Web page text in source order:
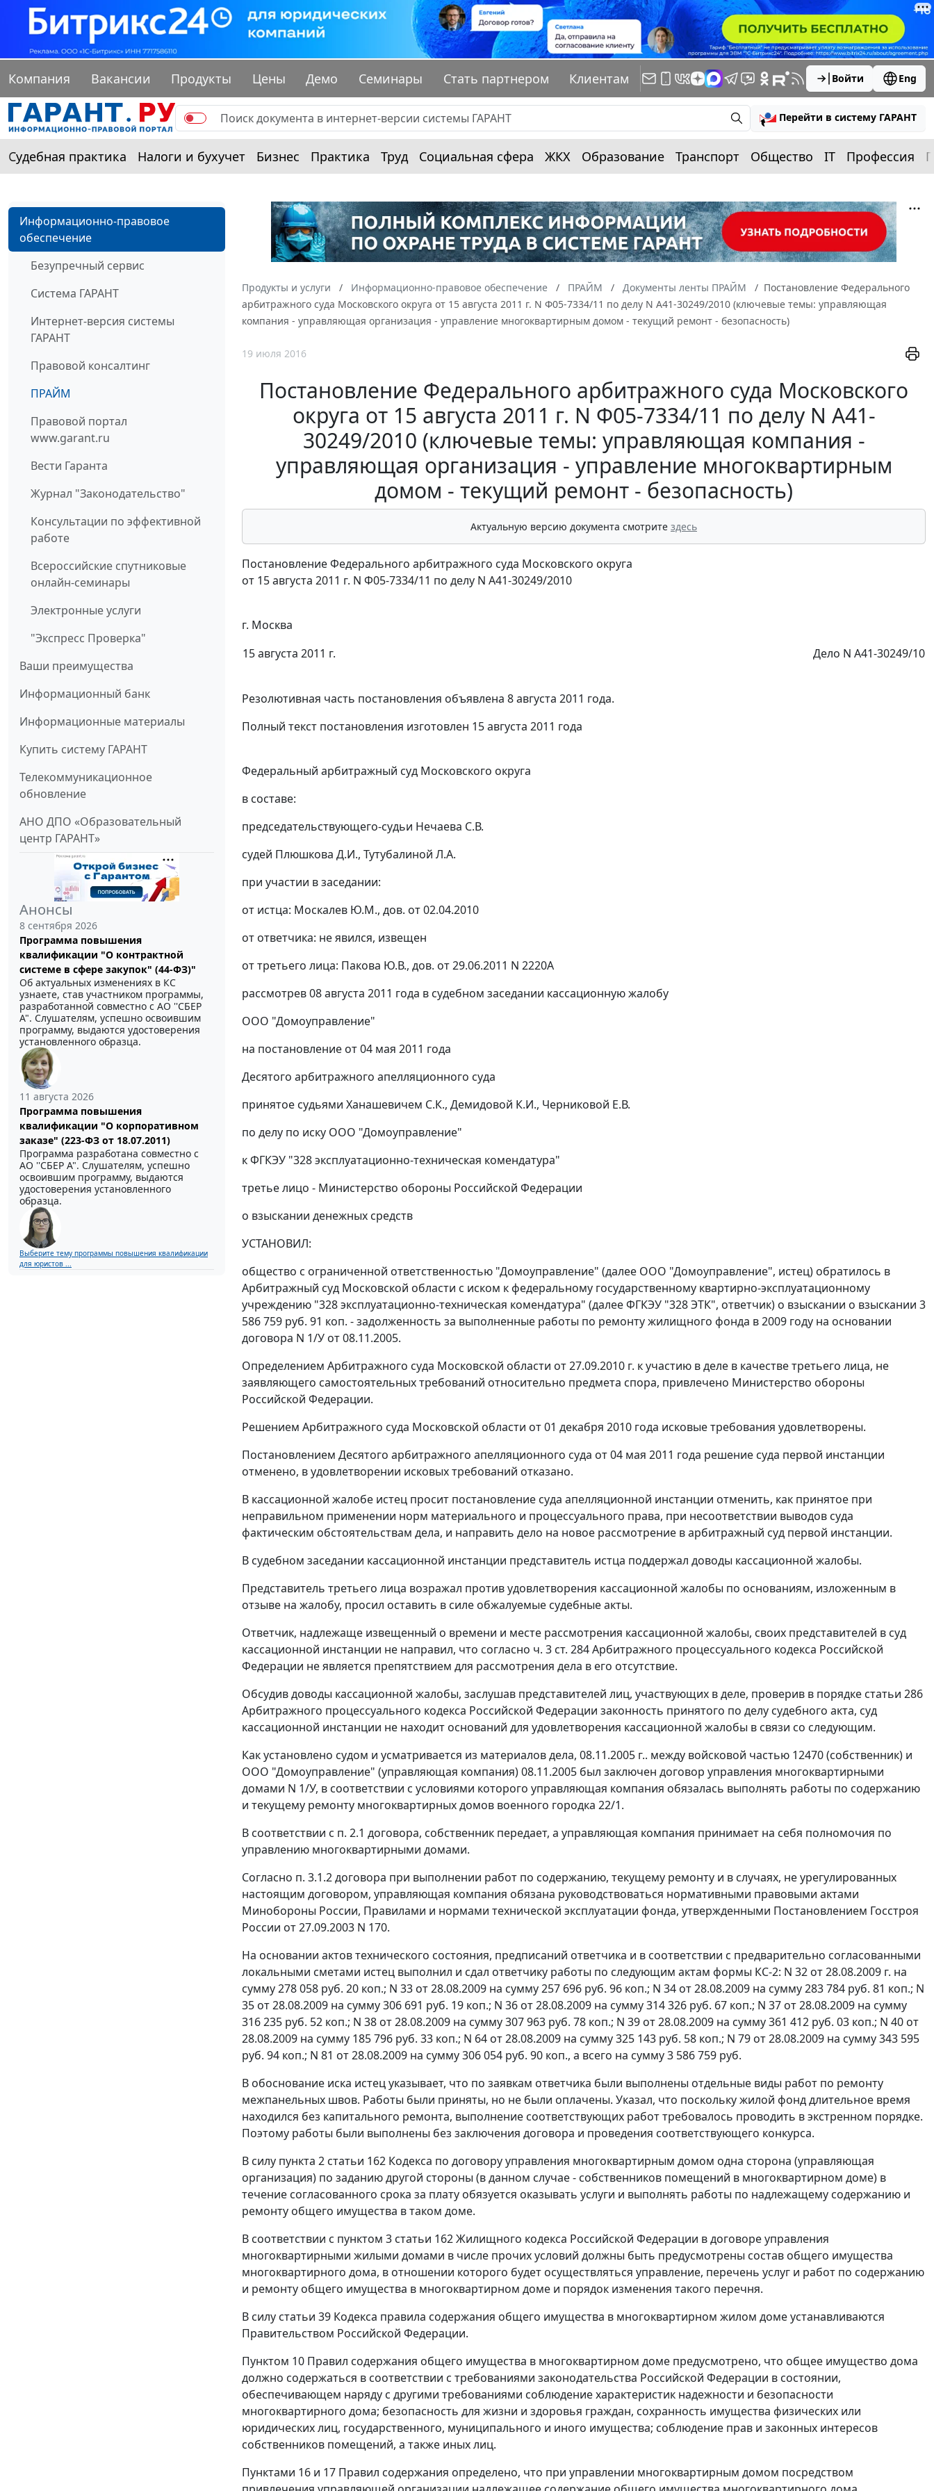
Компания Вакансии Продукты Цены Демо Семинары Стать партнером Клиентам Войти Eng
Перейти в систему ГАРАНТ
Судебная практика Налоги и бухучет Бизнес Практика Труд Социальная сфера ЖКХ Образование Транспорт Общество IT Профессия
Информационно-правовое
обеспечение
Безупречный сервис
Система ГАРАНТ
Интернет-версия системы
ГАРАНТ
Правовой консалтинг
ПРАЙМ
Правовой портал
www.garant.ru
Вести Гаранта
Журнал "Законодательство"
Консультации по эффективной
работе
Всероссийские спутниковые
онлайн-семинары
Электронные услуги
"Экспресс Проверка"
Ваши преимущества
Информационный банк
Информационные материалы
Купить систему ГАРАНТ
Телекоммуникационное
обновление
АНО ДПО «Образовательный
центр ГАРАНТ»
Анонсы
8 сентября 2026
Программа повышения
квалификации "О контрактной
системе в сфере закупок" (44-ФЗ)"
Об актуальных изменениях в КС
узнаете, став участником программы,
разработанной совместно с АО ''СБЕР
А". Слушателям, успешно освоившим
программу, выдаются удостоверения
установленного образца.
11 августа 2026
Программа повышения
квалификации "О корпоративном
заказе" (223-ФЗ от 18.07.2011)
Программа разработана совместно с
АО ''СБЕР А". Слушателям, успешно
освоившим программу, выдаются
удостоверения установленного
образца.
Выберите тему программы повышения квалификации
для юристов ...
Продукты и услуги Информационно-правовое обеспечение ПРАЙМ Документы ленты ПРАЙМ
Постановление Федерального
арбитражного суда Московского округа от 15 августа 2011 г. N Ф05-7334/11 по делу N А41-30249/2010 (ключевые темы: управляющая
компания - управляющая организация - управление многоквартирным домом - текущий ремонт - безопасность)
19 июля 2016
Постановление Федерального арбитражного суда Московского
округа от 15 августа 2011 г. N Ф05-7334/11 по делу N А41-
30249/2010 (ключевые темы: управляющая компания -
управляющая организация - управление многоквартирным
домом - текущий ремонт - безопасность)
Актуальную версию документа смотрите здесь
Постановление Федерального арбитражного суда Московского округа
от 15 августа 2011 г. N Ф05-7334/11 по делу N А41-30249/2010
г. Москва
15 августа 2011 г.
Дело N А41-30249/10
Резолютивная часть постановления объявлена 8 августа 2011 года.
Полный текст постановления изготовлен 15 августа 2011 года
Федеральный арбитражный суд Московского округа
в составе:
председательствующего-судьи Нечаева С.В.
судей Плюшкова Д.И., Тутубалиной Л.А.
при участии в заседании:
от истца: Москалев Ю.М., дов. от 02.04.2010
от ответчика: не явился, извещен
от третьего лица: Пакова Ю.В., дов. от 29.06.2011 N 2220А
рассмотрев 08 августа 2011 года в судебном заседании кассационную жалобу
ООО "Домоуправление"
на постановление от 04 мая 2011 года
Десятого арбитражного апелляционного суда
принятое судьями Ханашевичем С.К., Демидовой К.И., Черниковой Е.В.
по делу по иску ООО "Домоуправление"
к ФГКЭУ "328 эксплуатационно-техническая комендатура"
третье лицо - Министерство обороны Российской Федерации
о взыскании денежных средств
УСТАНОВИЛ:
общество с ограниченной ответственностью "Домоуправление" (далее ООО "Домоуправление", истец) обратилось в
Арбитражный суд Московской области с иском к федеральному государственному квартирно-эксплуатационному
учреждению "328 эксплуатационно-техническая комендатура" (далее ФГКЭУ "328 ЭТК", ответчик) о взыскании о взыскании 3
586 759 руб. 91 коп. - задолженность за выполненные работы по ремонту жилищного фонда в 2009 году на основании
договора N 1/У от 08.11.2005.
Определением Арбитражного суда Московской области от 27.09.2010 г. к участию в деле в качестве третьего лица, не
заявляющего самостоятельных требований относительно предмета спора, привлечено Министерство обороны
Российской Федерации.
Решением Арбитражного суда Московской области от 01 декабря 2010 года исковые требования удовлетворены.
Постановлением Десятого арбитражного апелляционного суда от 04 мая 2011 года решение суда первой инстанции
отменено, в удовлетворении исковых требований отказано.
В кассационной жалобе истец просит постановление суда апелляционной инстанции отменить, как принятое при
неправильном применении норм материального и процессуального права, при несоответствии выводов суда
фактическим обстоятельствам дела, и направить дело на новое рассмотрение в арбитражный суд первой инстанции.
В судебном заседании кассационной инстанции представитель истца поддержал доводы кассационной жалобы.
Представитель третьего лица возражал против удовлетворения кассационной жалобы по основаниям, изложенным в
отзыве на жалобу, просил оставить в силе обжалуемые судебные акты.
Ответчик, надлежаще извещенный о времени и месте рассмотрения кассационной жалобы, своих представителей в суд
кассационной инстанции не направил, что согласно ч. 3 ст. 284Арбитражного процессуального кодекса Российской
Федерации не является препятствием для рассмотрения дела в его отсутствие.
Обсудив доводы кассационной жалобы, заслушав представителей лиц, участвующих в деле, проверив в порядке статьи 286
Арбитражного процессуального кодекса Российской Федерации законность принятого по делу судебного акта, суд
кассационной инстанции не находит оснований для удовлетворения кассационной жалобы в связи со следующим.
Как установлено судом и усматривается из материалов дела, 08.11.2005 г.. между войсковой частью 12470 (собственник) и
ООО "Домоуправление" (управляющая компания) 08.11.2005 был заключен договор управления многоквартирными
домами N 1/У, в соответствии с условиями которого управляющая компания обязалась выполнять работы по содержанию
и текущему ремонту многоквартирных домов военного городка 22/1.
В соответствии с п. 2.1 договора, собственник передает, а управляющая компания принимает на себя полномочия по
управлению многоквартирными домами.
Согласно п. 3.1.2 договора при выполнении работ по содержанию, текущему ремонту и в случаях, не урегулированных
настоящим договором, управляющая компания обязана руководствоваться нормативными правовыми актами
Минобороны России, Правилами и нормами технической эксплуатации фонда, утвержденными Постановлением Госстроя
России от 27.09.2003 N 170.
На основании актов технического состояния, предписаний ответчика и в соответствии с предварительно согласованными
локальными сметами истец выполнил и сдал ответчику работы по следующим актам формы КС-2: N 32 от 28.08.2009 г. на
сумму 278 058 руб. 20 коп.; N 33 от 28.08.2009 на сумму 257 696 руб. 96 коп.; N 34 от 28.08.2009 на сумму 283 784 руб. 81 коп.; N
35 от 28.08.2009 на сумму 306 691 руб. 19 коп.; N 36 от 28.08.2009 на сумму 314 326 руб. 67 коп.; N 37 от 28.08.2009 на сумму
316 235 руб. 52 коп.; N 38 от 28.08.2009 на сумму 307 963 руб. 78 коп.; N 39 от 28.08.2009 на сумму 361 412 руб. 03 коп.; N 40 от
28.08.2009 на сумму 185 796 руб. 33 коп.; N 64 от 28.08.2009 на сумму 325 143 руб. 58 коп.; N 79 от 28.08.2009 на сумму 343 595
руб. 94 коп.; N 81 от 28.08.2009 на сумму 306 054 руб. 90 коп., а всего на сумму 3 586 759 руб.
В обоснование иска истец указывает, что по заявкам ответчика были выполнены отдельные виды работ по ремонту
межпанельных швов. Работы были приняты, но не были оплачены. Указал, что поскольку жилой фонд длительное время
находился без капитального ремонта, выполнение соответствующих работ требовалось проводить в экстренном порядке.
Поэтому работы были выполнены без заключения договора и проведения соответствующего конкурса.
В силу пункта 2 статьи 162 Кодекса по договору управления многоквартирным домом одна сторона (управляющая
организация) по заданию другой стороны (в данном случае - собственников помещений в многоквартирном доме) в
течение согласованного срока за плату обязуется оказывать услуги и выполнять работы по надлежащему содержанию и
ремонту общего имущества в таком доме.
В соответствии с пунктом 3 статьи 162Жилищного кодекса Российской Федерации в договоре управления
многоквартирными жилыми домами в числе прочих условий должны быть предусмотрены состав общего имущества
многоквартирного дома, в отношении которого будет осуществляться управление, перечень услуг и работ по содержанию
и ремонту общего имущества в многоквартирном доме и порядок изменения такого перечня.
В силу статьи 39 Кодекса правила содержания общего имущества в многоквартирном жилом доме устанавливаются
Правительством Российской Федерации.
Пунктом 10 Правил содержания общего имущества в многоквартирном доме предусмотрено, что общее имущество дома
должно содержаться в соответствии с требованиями законодательства Российской Федерации в состоянии,
обеспечивающем наряду с другими требованиями соблюдение характеристик надежности и безопасности
многоквартирного дома; безопасность для жизни и здоровья граждан, сохранность имущества физических или
юридических лиц, государственного, муниципального и иного имущества; соблюдение прав и законных интересов
собственников помещений, а также иных лиц.
Пунктами 16 и 17 Правил содержания определено, что при управлении многоквартирным домом посредством